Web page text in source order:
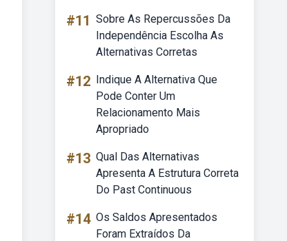
#11 Sobre As Repercussões Da
Independência Escolha As
Alternativas Corretas
#12 Indique A Alternativa Que
Pode Conter Um
Relacionamento Mais
Apropriado
#13 Qual Das Alternativas
Apresenta A Estrutura Correta
Do Past Continuous
#14 Os Saldos Apresentados
Foram Extraídos Da